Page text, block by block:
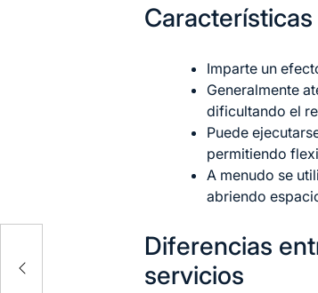
Imparte un
Generalmente
dificultando el
Puede
permitiendo
A menudo se
abriendo
Diferencias
servicios